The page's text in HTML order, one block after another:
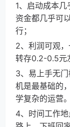
1、启动成本
资金都几乎可
行；
2、利润可观
转存0.2-0.5元
3、易上手无
机是最基础的
学复杂的运营。
4、时间工作